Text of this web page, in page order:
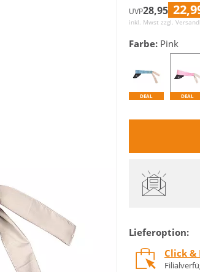
UVP28,95
inkl. Mwst zzgl.
Farbe: Pink
DEAL DEAL
Lieferoption:
Click &